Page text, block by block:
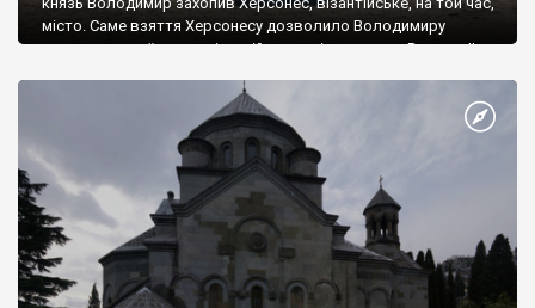
місто. Саме взяття Херсонесу дозволило Володимиру
диктувати свої умови візантійському імператору Василю ІІ, та
Херсонесі Володимир-язичник, став Василем-християнином.
А потім було Хрещення Русі. На честь Херсонесу Таврійського